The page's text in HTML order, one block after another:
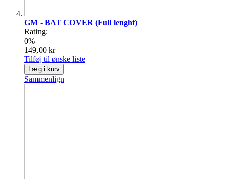
GM - BAT COVER (Full lenght)
Rating:
0%
149,00 kr
Tilføj til ønske liste
Læg i kurv
Sammenlign